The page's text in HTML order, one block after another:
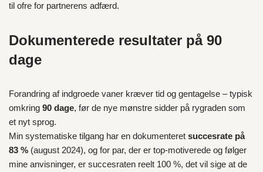
til ofre for partnerens adfærd.
Dokumenterede resultater på 90
dage
Forandring af indgroede vaner kræver tid og gentagelse – typisk
omkring 90 dage, før de nye mønstre sidder på rygraden som
et nyt sprog.
Min systematiske tilgang har en dokumenteret succesrate på
83 % (august 2024), og for par, der er top-motiverede og følger
mine anvisninger, er succesraten reelt 100 %, det vil sige at de